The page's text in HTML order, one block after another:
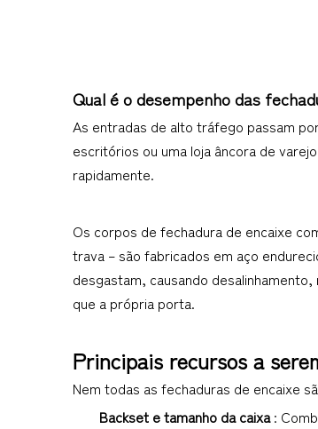
Qual é o desempenho das
As entradas de alto tráfego passam
escritórios ou uma loja âncora de
rapidamente.
Os corpos de fechadura de encaixe
trava – são fabricados em aço
desgastam, causando
que a própria porta.
Principais recursos a
Nem todas as fechaduras de encaixe
Backset e tamanho da caixa :